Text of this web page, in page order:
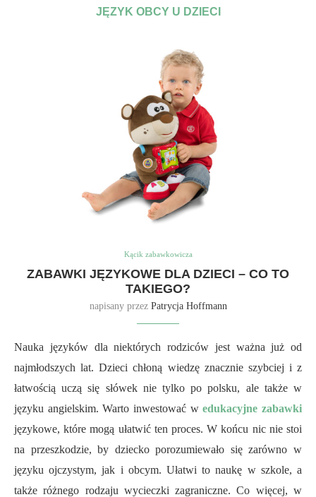
JĘZYK OBCY U DZIECI
Kącik zabawkowicza
ZABAWKI JĘZYKOWE DLA DZIECI – CO TO
TAKIEGO?
napisany przez Patrycja Hoffmann
Nauka języków dla niektórych rodziców jest ważna już od
najmłodszych lat. Dzieci chłoną wiedzę znacznie szybciej i z
łatwością uczą się słówek nie tylko po polsku, ale także w
języku angielskim. Warto inwestować wedukacyjne zabawki
językowe, które mogą ułatwić ten proces. W końcu nic nie stoi
na przeszkodzie, by dziecko porozumiewało się zarówno w
języku ojczystym, jak i obcym. Ułatwi to naukę w szkole, a
także różnego rodzaju wycieczki zagraniczne. Co więcej, w